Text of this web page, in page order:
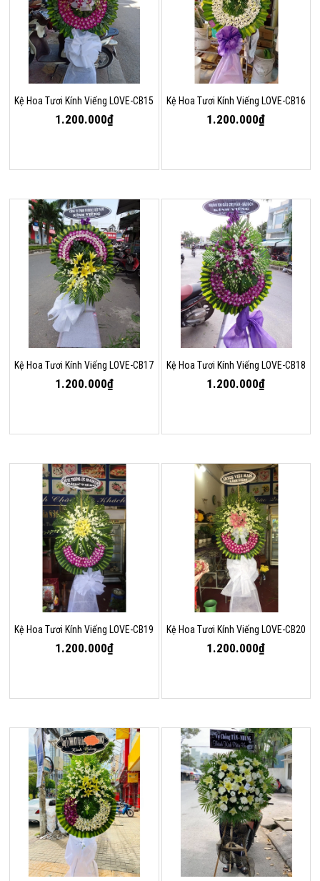
Kệ Hoa Tươi Kính Viếng LOVE-CB15
1.200.000₫
Kệ Hoa Tươi Kính Viếng LOVE-CB16
1.200.000₫
Kệ Hoa Tươi Kính Viếng LOVE-CB17
1.200.000₫
Kệ Hoa Tươi Kính Viếng LOVE-CB18
1.200.000₫
Kệ Hoa Tươi Kính Viếng LOVE-CB19
1.200.000₫
Kệ Hoa Tươi Kính Viếng LOVE-CB20
1.200.000₫